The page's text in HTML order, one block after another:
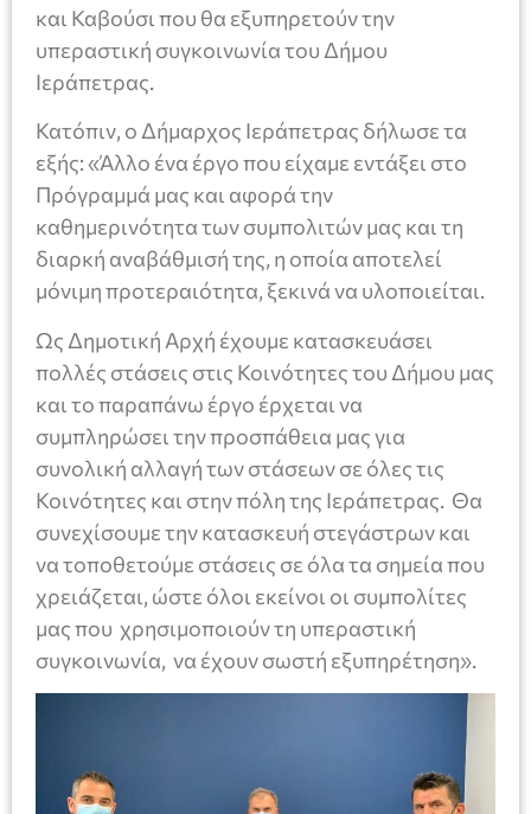
και Καβούσι που θα εξυπηρετούν την
υπεραστική συγκοινωνία του Δήμου
Ιεράπετρας.
Κατόπιν, ο Δήμαρχος Ιεράπετρας δήλωσε τα
εξής: «Άλλο ένα έργο που είχαμε εντάξει στο
Πρόγραμμά μας και αφορά την
καθημερινότητα των συμπολιτών μας και τη
διαρκή αναβάθμισή της, η οποία αποτελεί
μόνιμη προτεραιότητα, ξεκινά να υλοποιείται.
Ως Δημοτική Αρχή έχουμε κατασκευάσει
πολλές στάσεις στις Κοινότητες του Δήμου μας
και το παραπάνω έργο έρχεται να
συμπληρώσει την προσπάθεια μας για
συνολική αλλαγή των στάσεων σε όλες τις
Κοινότητες και στην πόλη της Ιεράπετρας. Θα
συνεχίσουμε την κατασκευή στεγάστρων και
να τοποθετούμε στάσεις σε όλα τα σημεία που
χρειάζεται, ώστε όλοι εκείνοι οι συμπολίτες
μας που χρησιμοποιούν τη υπεραστική
συγκοινωνία, να έχουν σωστή εξυπηρέτηση».